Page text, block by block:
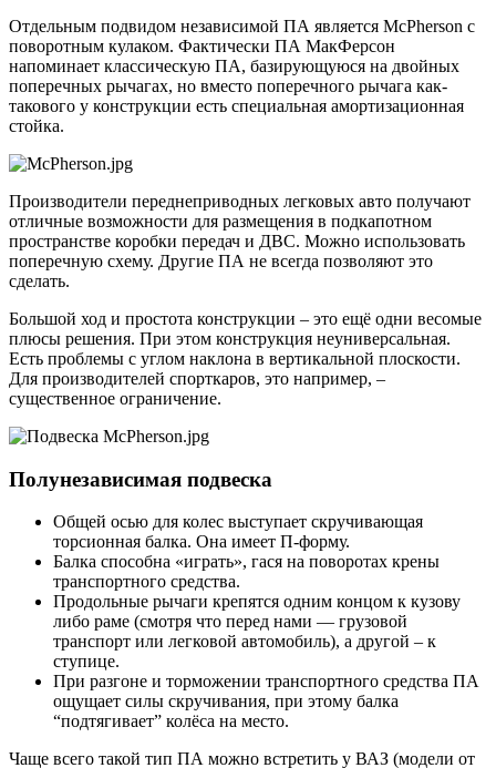
Отдельным подвидом независимой ПА является McPherson с
поворотным кулаком. Фактически ПА МакФерсон
напоминает классическую ПА, базирующуюся на двойных
поперечных рычагах, но вместо поперечного рычага как-
такового у конструкции есть специальная амортизационная
стойка.
Производители переднеприводных легковых авто получают
отличные возможности для размещения в подкапотном
пространстве коробки передач и ДВС. Можно использовать
поперечную схему. Другие ПА не всегда позволяют это
сделать.
Большой ход и простота конструкции – это ещё одни весомые
плюсы решения. При этом конструкция неуниверсальная.
Есть проблемы с углом наклона в вертикальной плоскости.
Для производителей спорткаров, это например, –
существенное ограничение.
Полунезависимая подвеска
Общей осью для колес выступает скручивающая
торсионная балка. Она имеет П-форму.
Балка способна «играть», гася на поворотах крены
транспортного средства.
Продольные рычаги крепятся одним концом к кузову
либо раме (смотря что перед нами — грузовой
транспорт или легковой автомобиль), а другой – к
ступице.
При разгоне и торможении транспортного средства ПА
ощущает силы скручивания, при этому балка
“подтягивает” колёса на место.
Чаще всего такой тип ПА можно встретить у ВАЗ (модели от